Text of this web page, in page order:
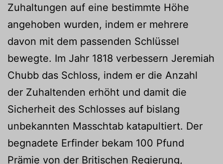
Zuhaltungen auf eine bestimmte Höhe
angehoben wurden, indem er mehrere
davon mit dem passenden Schlüssel
bewegte. Im Jahr 1818 verbessern Jeremiah
Chubb das Schloss, indem er die Anzahl
der Zuhaltenden erhöht und damit die
Sicherheit des Schlosses auf bislang
unbekannten Masschtab katapultiert. Der
begnadete Erfinder bekam 100 Pfund
Prämie von der Britischen Regierung,